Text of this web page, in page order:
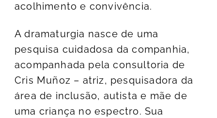
acolhimento e convivência.
A dramaturgia nasce de uma
pesquisa cuidadosa da companhia,
acompanhada pela consultoria de
Cris Muñoz – atriz, pesquisadora da
área de inclusão, autista e mãe de
uma criança no espectro. Sua